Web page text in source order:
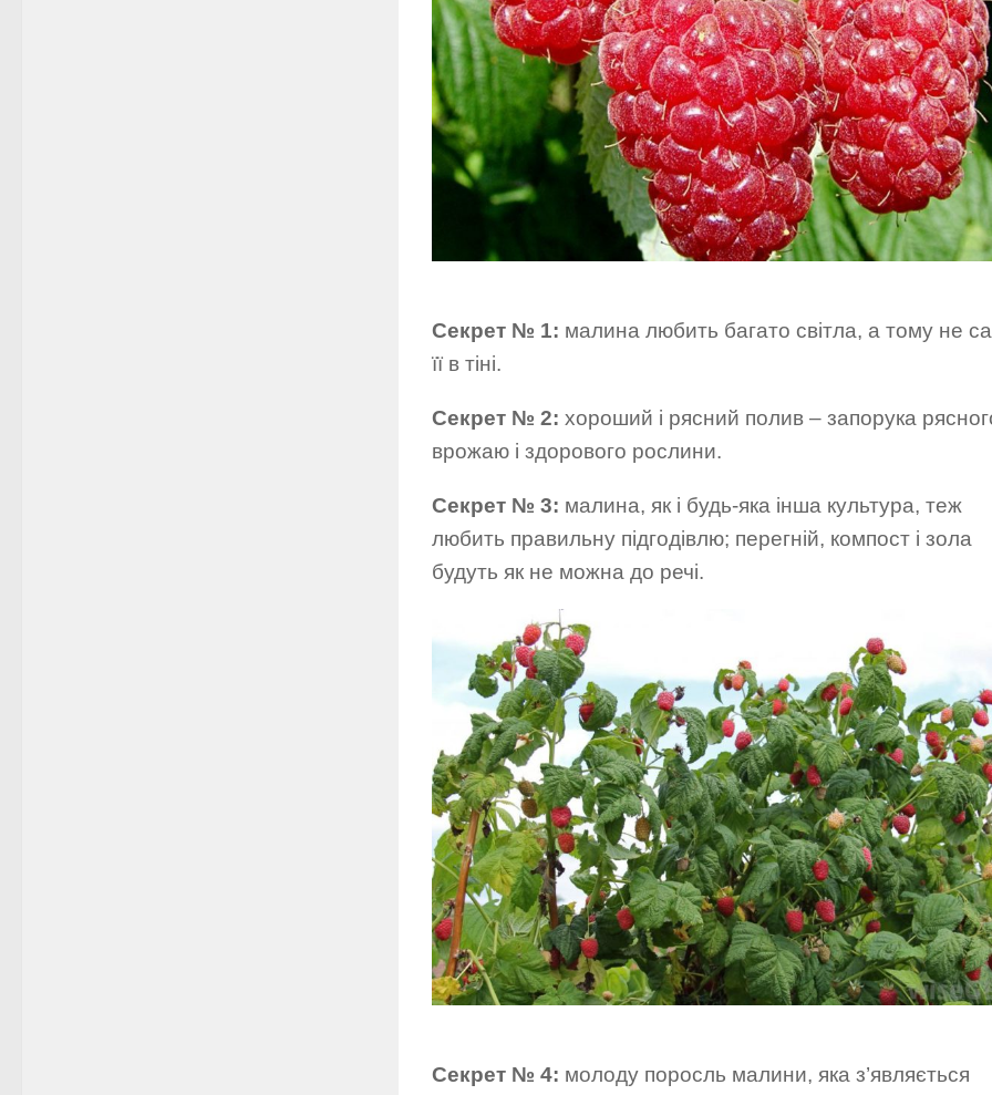
Секрет № 1: малина любить багато світла, а тому не
її в тіні.
Секрет № 2: хороший і рясний полив – запорука
врожаю і здорового рослини.
Секрет № 3: малина, як і будь-яка інша культура, теж
любить правильну підгодівлю; перегній, компост і зола
будуть як не можна до речі.
Секрет № 4: молоду поросль малини, яка з’являється